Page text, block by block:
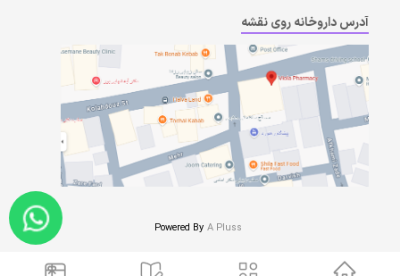
آدرس داروخانه روی نقشه
A Pluss
Powered By